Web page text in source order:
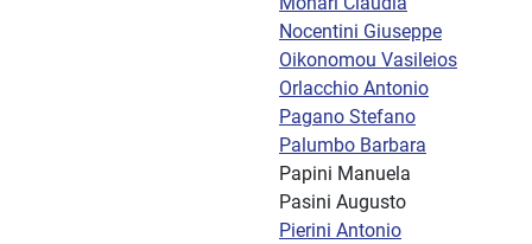
Nocentini Giuseppe
Oikonomou Vasileios
Orlacchio Antonio
Pagano Stefano
Palumbo Barbara
Papini Manuela
Pasini Augusto
Pierini Antonio